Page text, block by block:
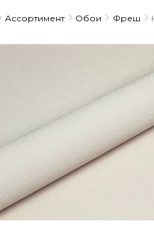
Ассортимент Обои Фреш